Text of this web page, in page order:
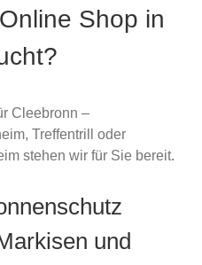
Shop in
Cleebronn –
Treffentrill oder
stehen wir für Sie bereit.
und